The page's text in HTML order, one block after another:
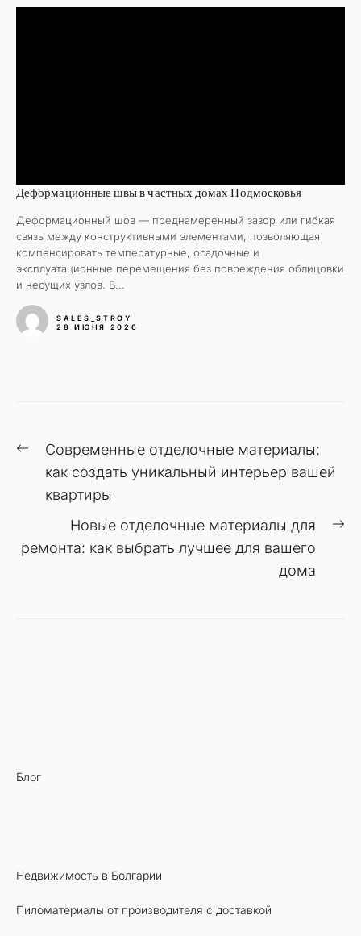
Деформационные швы в частных домах Подмосковья
Деформационный шов — преднамеренный зазор или гибкая
связь между конструктивными элементами, позволяющая
компенсировать температурные, осадочные и
эксплуатационные перемещения без повреждения облицовки
и несущих узлов. В...
SALES_STROY
28 ИЮНЯ 2026
Навигация
записям
Предыдущая
запись:
Современные отделочные материалы:
как создать уникальный интерьер вашей
квартиры
Новые отделочные материалы для
ремонта: как выбрать лучшее для вашего
дома
Блог
Недвижимость в Болгарии
Пиломатериалы от производителя с доставкой